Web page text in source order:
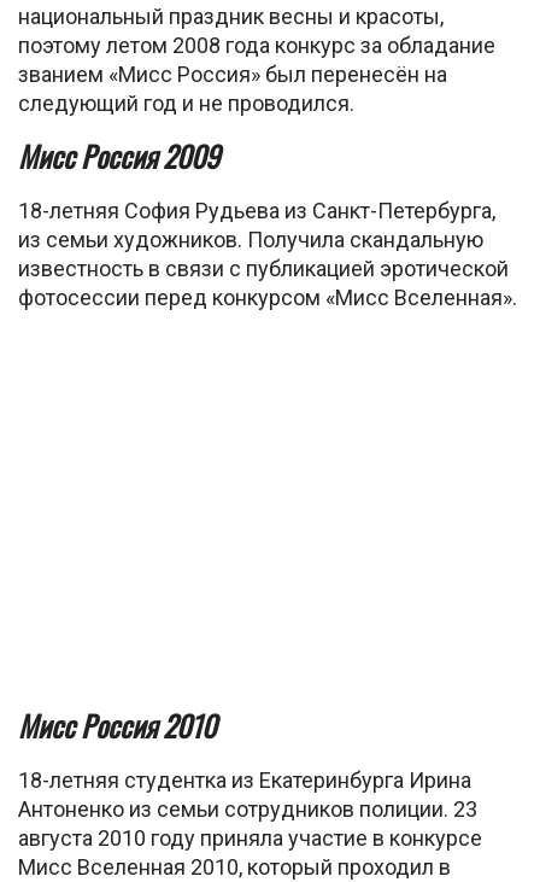
национальный праздник весны и красоты,
поэтому летом 2008 года конкурс за обладание
званием «Мисс Россия» был перенесён на
следующий год и не проводился.
Мисс Россия 2009
18-летняя София Рудьева из Санкт-Петербурга,
из семьи художников. Получила скандальную
известность в связи с публикацией эротической
фотосессии перед конкурсом «Мисс Вселенная».
Мисс Россия 2010
18-летняя студентка из Екатеринбурга Ирина
Антоненко из семьи сотрудников полиции. 23
августа 2010 году приняла участие в конкурсе
Мисс Вселенная 2010, который проходил в